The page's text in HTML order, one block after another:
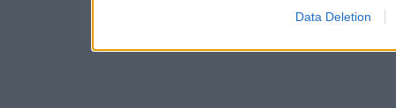
Data Deletion